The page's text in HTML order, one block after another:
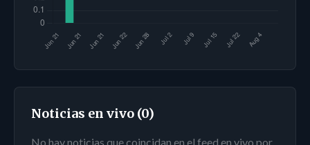
Noticias en vivo (0)
No hay noticias que coincidan en el feed en vivo por